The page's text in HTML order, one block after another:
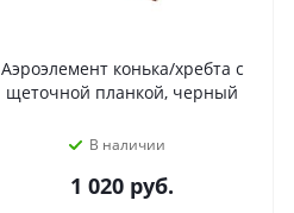
Аэроэлемент конька/хребта с
щеточной планкой, черный
В наличии
1 020 руб.